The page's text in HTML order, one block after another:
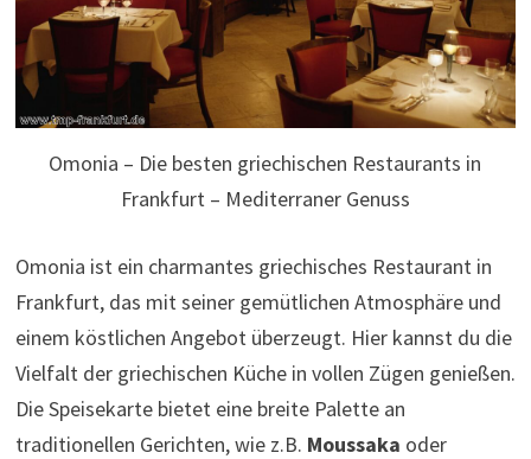
Omonia – Die besten griechischen Restaurants in
Frankfurt – Mediterraner Genuss
Omonia ist ein charmantes griechisches Restaurant in
Frankfurt, das mit seiner gemütlichen Atmosphäre und
einem köstlichen Angebot überzeugt. Hier kannst du die
Vielfalt der griechischen Küche in vollen Zügen genießen.
Die Speisekarte bietet eine breite Palette an
traditionellen Gerichten, wie z.B. Moussaka oder